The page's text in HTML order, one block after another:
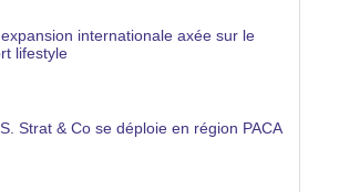
internationale axée sur le
lifestyle
Strat & Co se déploie en région PACA